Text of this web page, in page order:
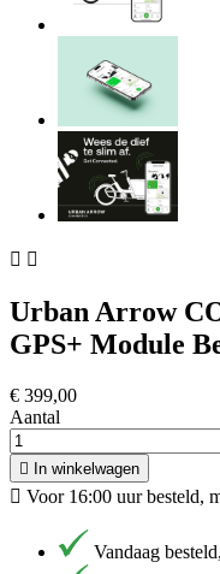
 
Urban Arrow
GPS+ Module
€ 399,00
Aantal
 In winkelwagen
 Voor 16:00 uur besteld,
Vandaag